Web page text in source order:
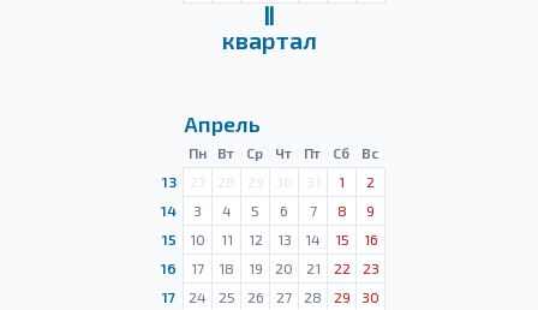
Ⅱ
квартал
Апрель
Пн Вт Ср Чт Пт Сб
Вс
13
27 28 29 30 31 1
2
14
3 4 5 6 7 8
9
15
10 11 12 13 14 15
16
16
17 18 19 20 21 22
23
17
24 25 26 27 28 29
30